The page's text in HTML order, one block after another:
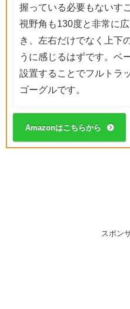
握っている必要もないす
視野角も130度と非常に
き、左右だけでなく上下
うに感じるはずです。ベ
設置することでフルトラ
ゴーグルです。
Amazonはこちらから
スポン